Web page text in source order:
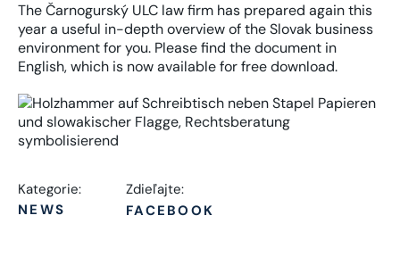
The Čarnogurský ULC law firm has prepared again this
year a useful in-depth overview of the Slovak business
environment for you. Please find the document in
English, which is now available for free download.
Kategorie:
NEWS
Zdieľajte:
FACEBOOK